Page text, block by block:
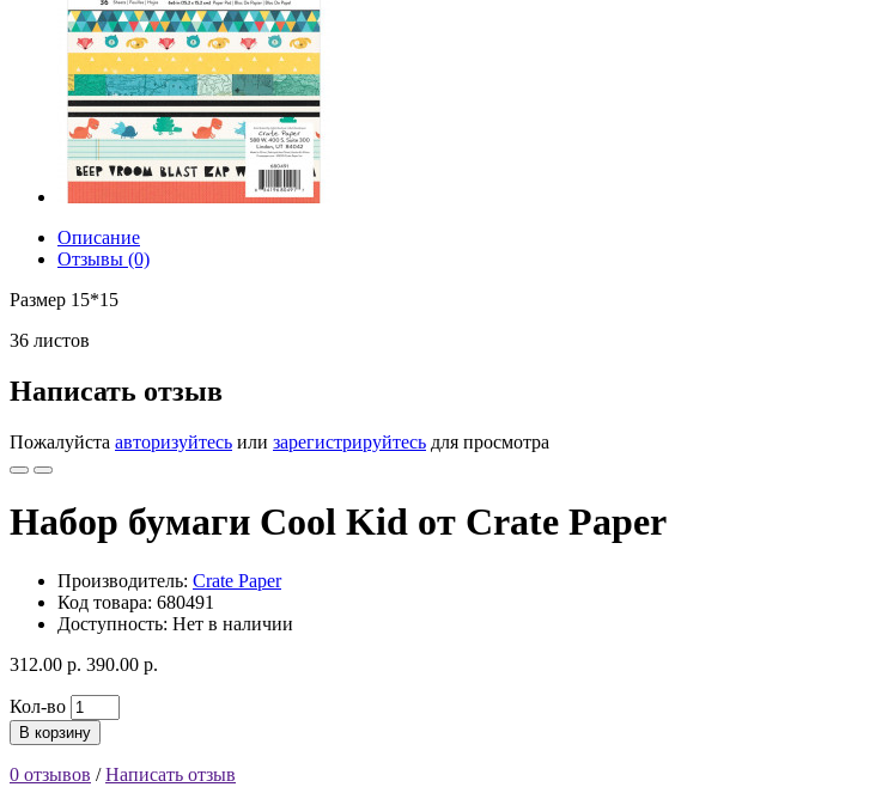
Описание
Отзывы (0)
Размер 15*15
36 листов
Написать отзыв
Пожалуйста авторизуйтесь или зарегистрируйтесь для просмотра
Набор бумаги Cool Kid от Crate Paper
Производитель: Crate Paper
Код товара: 680491
Доступность: Нет в наличии
312.00 р. 390.00 р.
Кол-во
В корзину
0 отзывов /Написать отзыв